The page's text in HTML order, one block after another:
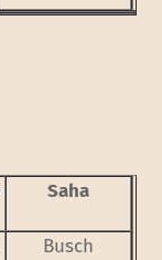
Saha
Busch